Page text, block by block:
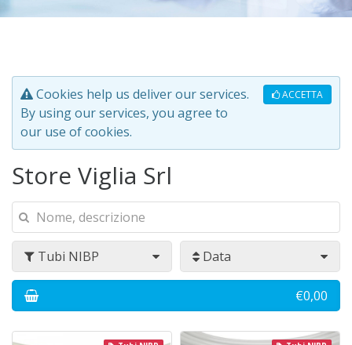
ACCETTA
Cookies help us deliver our services.
By using our services, you agree to
our use of cookies.
Store Viglia Srl
Tubi NIBP Data
€0,00